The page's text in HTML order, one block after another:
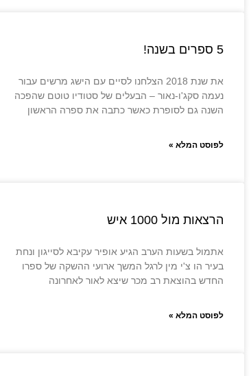
5 ספרים בשנה!
את שנת 2018 הצלחנו לסיים עם הישג מרשים עבור
נעמה סקג'ו-נאור – הבעלים של סטודיו טוטם שהפכה
השנה גם לסופרת כאשר כתבה את ספרה הראשון
לפוסט המלא »
הרצאות מול 1000 איש
אתמול בשעות הערב הגיע אופיר עקיבא לסייגון ונחת
בעיר הו צ'י מין לרגל המשך ארועי ההשקה של ספרו
החדש בהוצאת רב מכר שיצא לאור לאחרונה
לפוסט המלא »